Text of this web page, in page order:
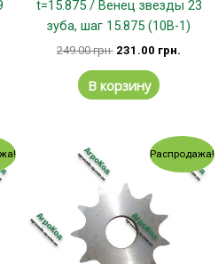
t=15.875 / Венец звезды 23
зуба, шаг 15.875 (10В-1)
249.00грн. 231.00 грн.
В корзину
грн..
Распродажа!
Первоначальная
139.00 грн..
цена: